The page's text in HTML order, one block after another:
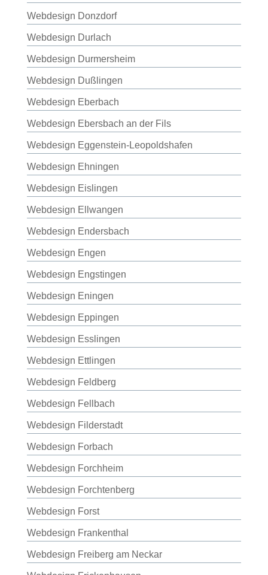
Webdesign Donzdorf
Webdesign Durlach
Webdesign Durmersheim
Webdesign Dußlingen
Webdesign Eberbach
Webdesign Ebersbach an der Fils
Webdesign Eggenstein-Leopoldshafen
Webdesign Ehningen
Webdesign Eislingen
Webdesign Ellwangen
Webdesign Endersbach
Webdesign Engen
Webdesign Engstingen
Webdesign Eningen
Webdesign Eppingen
Webdesign Esslingen
Webdesign Ettlingen
Webdesign Feldberg
Webdesign Fellbach
Webdesign Filderstadt
Webdesign Forbach
Webdesign Forchheim
Webdesign Forchtenberg
Webdesign Forst
Webdesign Frankenthal
Webdesign Freiberg am Neckar